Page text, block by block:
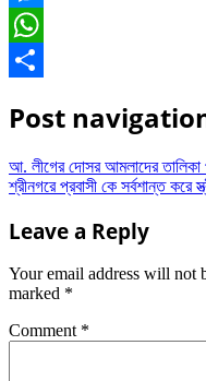
Messenger
WhatsApp
Post
আ. লীগের দোসর আমলাদের
শ্রীনগরে প্রবাসী কে সর্বশান্ত করে
Leave a Reply
Your email address will not
marked *
Comment *